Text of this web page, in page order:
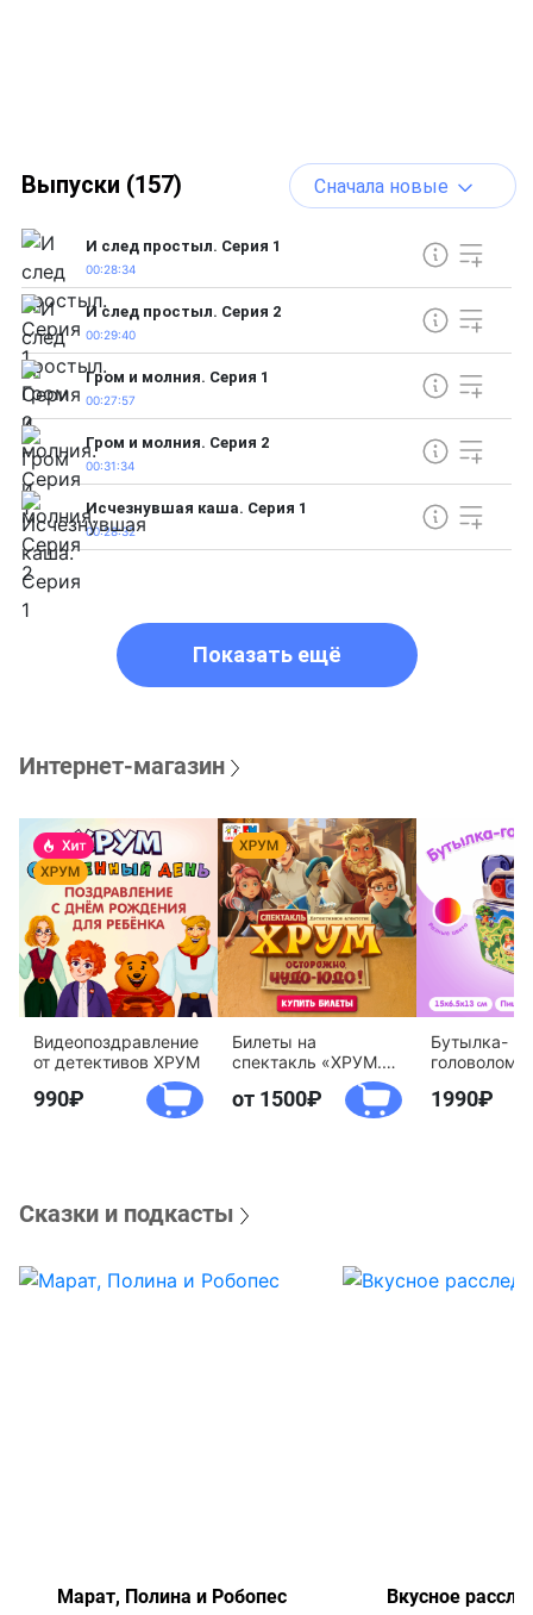
Выпуски (157) Сначала новые
И след простыл. Серия 1
00:28:34
И след простыл. Серия 2
00:29:40
Гром и молния. Серия 1
00:27:57
Гром и молния. Серия 2
00:31:34
Исчезнувшая каша. Серия 1
00:28:32
Показать ещё
Интернет-магазин
Видеопоздравление
от детективов ХРУМ
990
Билеты на
спектакль «ХРУМ.
Осторожно, Чудо-
Юдо!»
от 1500
Бутылка-
агентство
1990
Сказки и подкасты
Марат, Полина и Робопес Вкусное